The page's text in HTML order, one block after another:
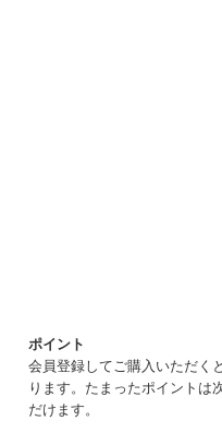
ポイント
会員登録してご購入いただく
ります。たまったポイントは
だけます。